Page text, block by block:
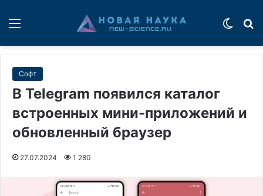
Софт
В Telegram появился каталог
встроенных мини-приложений и
обновленный браузер
27.07.2024 1 280